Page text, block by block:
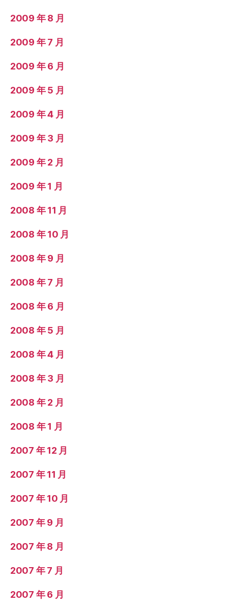
2009 年 8 月
2009 年 7 月
2009 年 6 月
2009 年 5 月
2009 年 4 月
2009 年 3 月
2009 年 2 月
2009 年 1 月
2008 年 11 月
2008 年 10 月
2008 年 9 月
2008 年 7 月
2008 年 6 月
2008 年 5 月
2008 年 4 月
2008 年 3 月
2008 年 2 月
2008 年 1 月
2007 年 12 月
2007 年 11 月
2007 年 10 月
2007 年 9 月
2007 年 8 月
2007 年 7 月
2007 年 6 月